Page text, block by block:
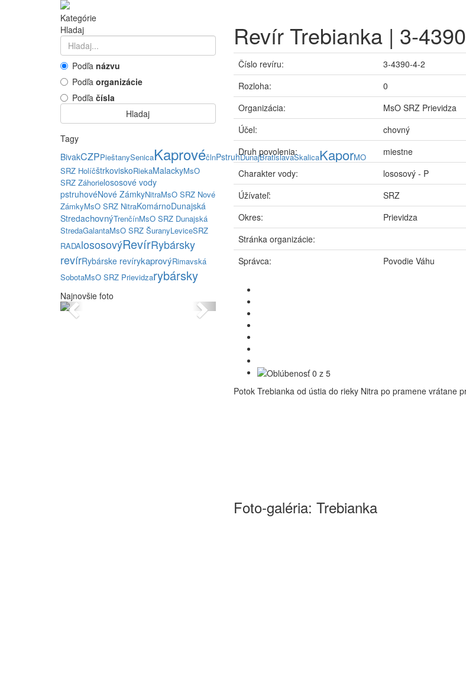
Kategórie
Hladaj
Podľa názvu
Podľa organizácie
Podľa čísla
Hladaj
Tagy
BivakCZPPieštanySenicaKaprovéčlnPstruhDunajBratislavaSkalicaKaporMO
SRZ HolíčštrkoviskoRiekaMalackyMsO
SRZ Záhorielososové vody
pstruhovéNové ZámkyNitraMsO SRZ Nové
ZámkyMsO SRZ NitraKomárnoDunajská
StredachovnýTrenčínMsO SRZ Dunajská
StredaGalantaMsO SRZ ŠuranyLeviceSRZ
RADAlososovýRevírRybársky
revírRybárske revírykaprovýRimavská
SobotaMsO SRZ Prievidzarybársky
Najnovšie foto
Previous Next
Revír Trebianka | 3-
Číslo revíru:
3-4390-4-2
Rozloha:
0
Organizácia:
MsO SRZ Prievidza
Účel:
chovný
Druh povolenia:
miestne
Charakter vody:
lososový - P
Úžívateľ:
SRZ
Okres:
Prievidza
Stránka organizácie:
Správca:
Povodie Váhu
Potok Trebianka od ústia do rieky Nitra po pramene vrátane
Foto-galéria: Trebianka